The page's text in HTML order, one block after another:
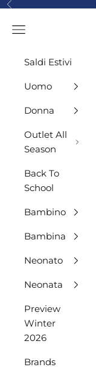
Vai al contenuto
Precedente
Menù
Saldi Estivi
Uomo
Donna
Outlet All
Season
Back To
School
Bambino
Bambina
Neonato
Neonata
Preview
Winter
2026
Brands